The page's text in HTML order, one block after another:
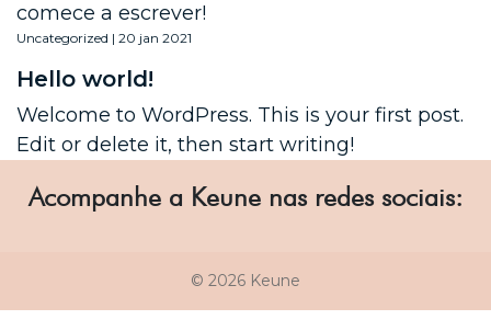
comece a escrever!
Uncategorized | 20 jan 2021
Hello world!
Welcome to WordPress. This is your first post.
Edit or delete it, then start writing!
Acompanhe a Keune nas redes sociais:
© 2026 Keune